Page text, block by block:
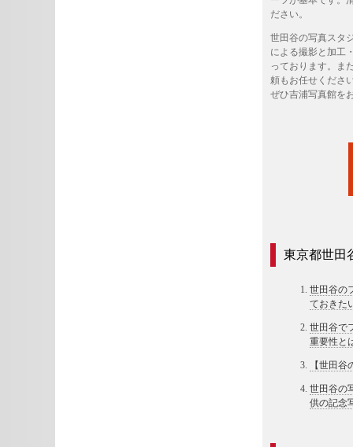
ださい。
世田谷の写真スタ
による撮影と加工
っております。ま
頼もお任せくださ
ぜひ吉浦写真館を
東京都世田
世田谷の
ておきた
世田谷で
重要性と
【世田
世田谷の
供の記念